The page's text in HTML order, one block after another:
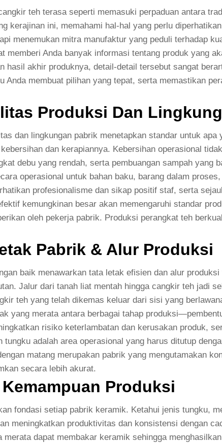
teh terasa seperti memasuki perpaduan antara
kerajinan ini, memahami hal-hal yang perlu
menemukan mitra manufaktur yang peduli terhadap
memberi Anda banyak informasi tentang produk yang
hasil akhir produknya, detail-detail tersebut sangat
Anda membuat pilihan yang tepat, serta memastikan
Produksi Dan
dan lingkungan pabrik menetapkan standar untuk
dan kerapiannya. Kebersihan operasional
debu yang rendah, serta pembuangan sampah
operasional untuk bahan baku, barang dalam
profesionalisme dan sikap positif staf, serta
kemungkinan besar akan memengaruhi standar
oleh pekerja pabrik. Produksi perangkat teh
Pabrik & Alur Produksi
baik menawarkan tata letak efisien dan alur
Jalur dari tanah liat mentah hingga cangkir teh jadi
teh yang telah dikemas keluar dari sisi yang
yang merata antara berbagai tahap
risiko keterlambatan dan kerusakan produk,
tungku adalah area operasional yang harus ditutup
matang merupakan pabrik yang mengutamakan
secara lebih akurat.
Produksi
fondasi setiap pabrik keramik. Ketahui jenis tungku,
meningkatkan produktivitas dan konsistensi dengan
merata dapat membakar keramik sehingga